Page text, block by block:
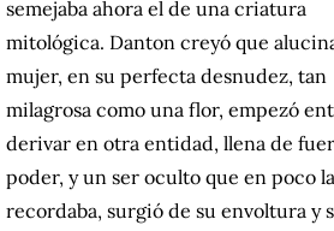
semejaba ahora el de una criatura
mitológica. Danton creyó que
mujer, en su perfecta desnudez, tan
milagrosa como una flor, empezó
derivar en otra entidad, llena de
poder, y un ser oculto que en poco la
recordaba, surgió de su envoltura y